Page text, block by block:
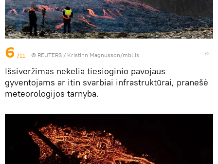
6 /11 © REUTERS / Kristinn Magnusson/mbl.is
Išsiveržimas nekelia tiesioginio pavojaus
gyventojams ar itin svarbiai infrastruktūrai, pranešė
meteorologijos tarnyba.